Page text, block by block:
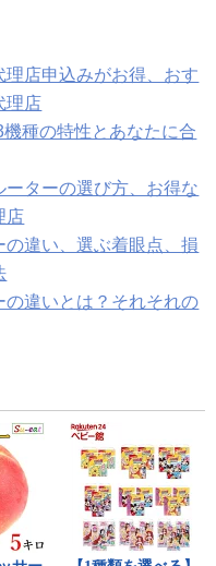
店申込みがお得、おす
理店
種の特性とあなたに合
ターの選び方、お得な
店
違い、選ぶ着眼点、損
違いとは？それそれの